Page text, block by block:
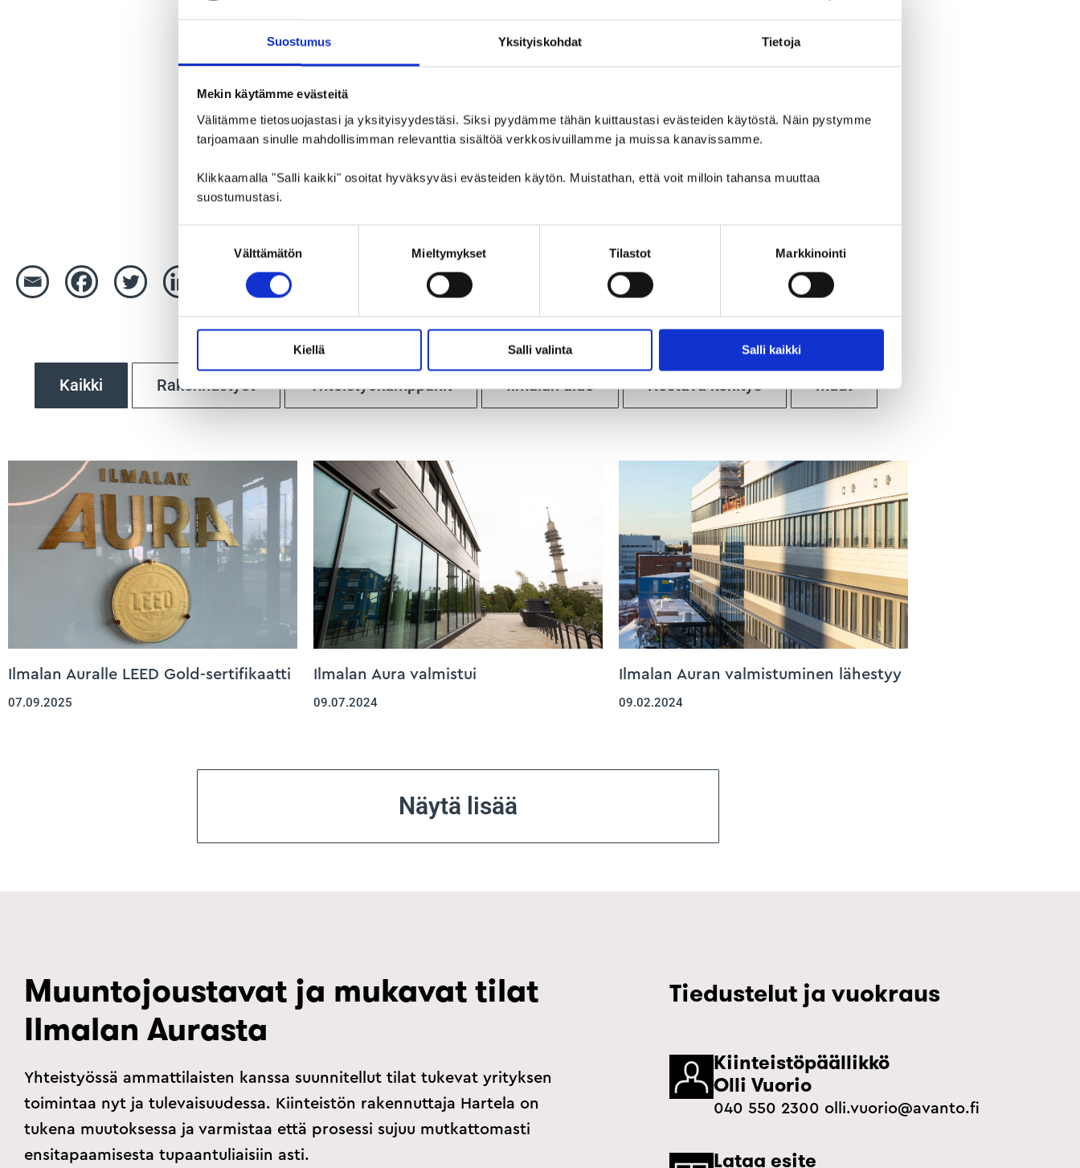
Suostumus Yksityiskohdat Tietoja
Mekin käytämme evästeitä
Välitämme tietosuojastasi ja yksityisyydestäsi. Siksi pyydämme tähän kuittaustasi evästeiden käytöstä. Näin pystymme
tarjoamaan sinulle mahdollisimman relevanttia sisältöä verkkosivuillamme ja muissa kanavissamme.
Klikkaamalla "Salli kaikki" osoitat hyväksyväsi evästeiden käytön. Muistathan, että voit milloin tahansa muuttaa
suostumustasi.
Välttämätön Mieltymykset Tilastot Markkinointi
Kiellä Salli valinta Salli kaikki
Kaikki Rakennustyöt Yhteistyökumppanit Ilmalan alue Kestävä kehitys Muut
Ilmalan Auralle LEED Gold-sertifikaatti
07.09.2025
Ilmalan Aura valmistui
09.07.2024
Ilmalan Auran valmistuminen lähestyy
09.02.2024
Näytä lisää
Muuntojoustavat ja mukavat tilat
Ilmalan Aurasta
Yhteistyössä ammattilaisten kanssa suunnitellut tilat tukevat yrityksen
toimintaa nyt ja tulevaisuudessa. Kiinteistön rakennuttaja Hartela on
tukena muutoksessa ja varmistaa että prosessi sujuu mutkattomasti
ensitapaamisesta tupaantuliaisiin asti.
Tiedustelut ja vuokraus
Kiinteistöpäällikkö
Olli Vuorio
040 550 2300 olli.vuorio@avanto.fi
Lataa esite